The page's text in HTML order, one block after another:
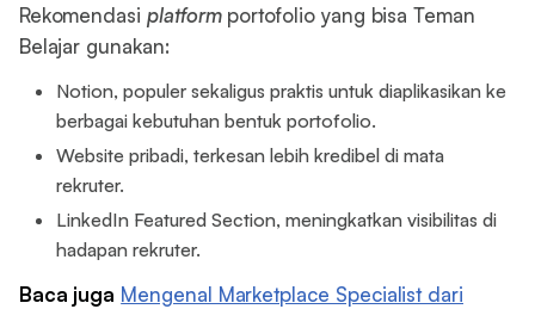
Rekomendasiplatformportofolio yang bisa Teman
Belajar gunakan:
Notion, populer sekaligus praktis untuk diaplikasikan ke
berbagai kebutuhan bentuk portofolio.
Website pribadi, terkesan lebih kredibel di mata
rekruter.
LinkedIn Featured Section, meningkatkan visibilitas di
hadapan rekruter.
Baca juga Mengenal Marketplace Specialist dari